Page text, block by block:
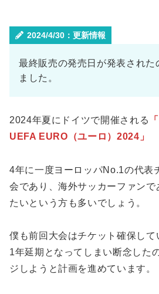
2024/4/30：更新情報
最終販売の発売日が発表された
ました。
2024年夏にドイツで開催される
UEFA EURO（ユーロ）2024」
4年に一度ヨーロッパNo.1の代表
会であり、海外サッカーファンで
たいという方も多いでしょう。
僕も前回大会はチケット確保し
1年延期となってしまい断念した
ジしようと計画を進めています。